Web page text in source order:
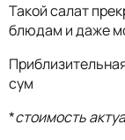
Такой салат
блюдам и даже
сум
*стоимость